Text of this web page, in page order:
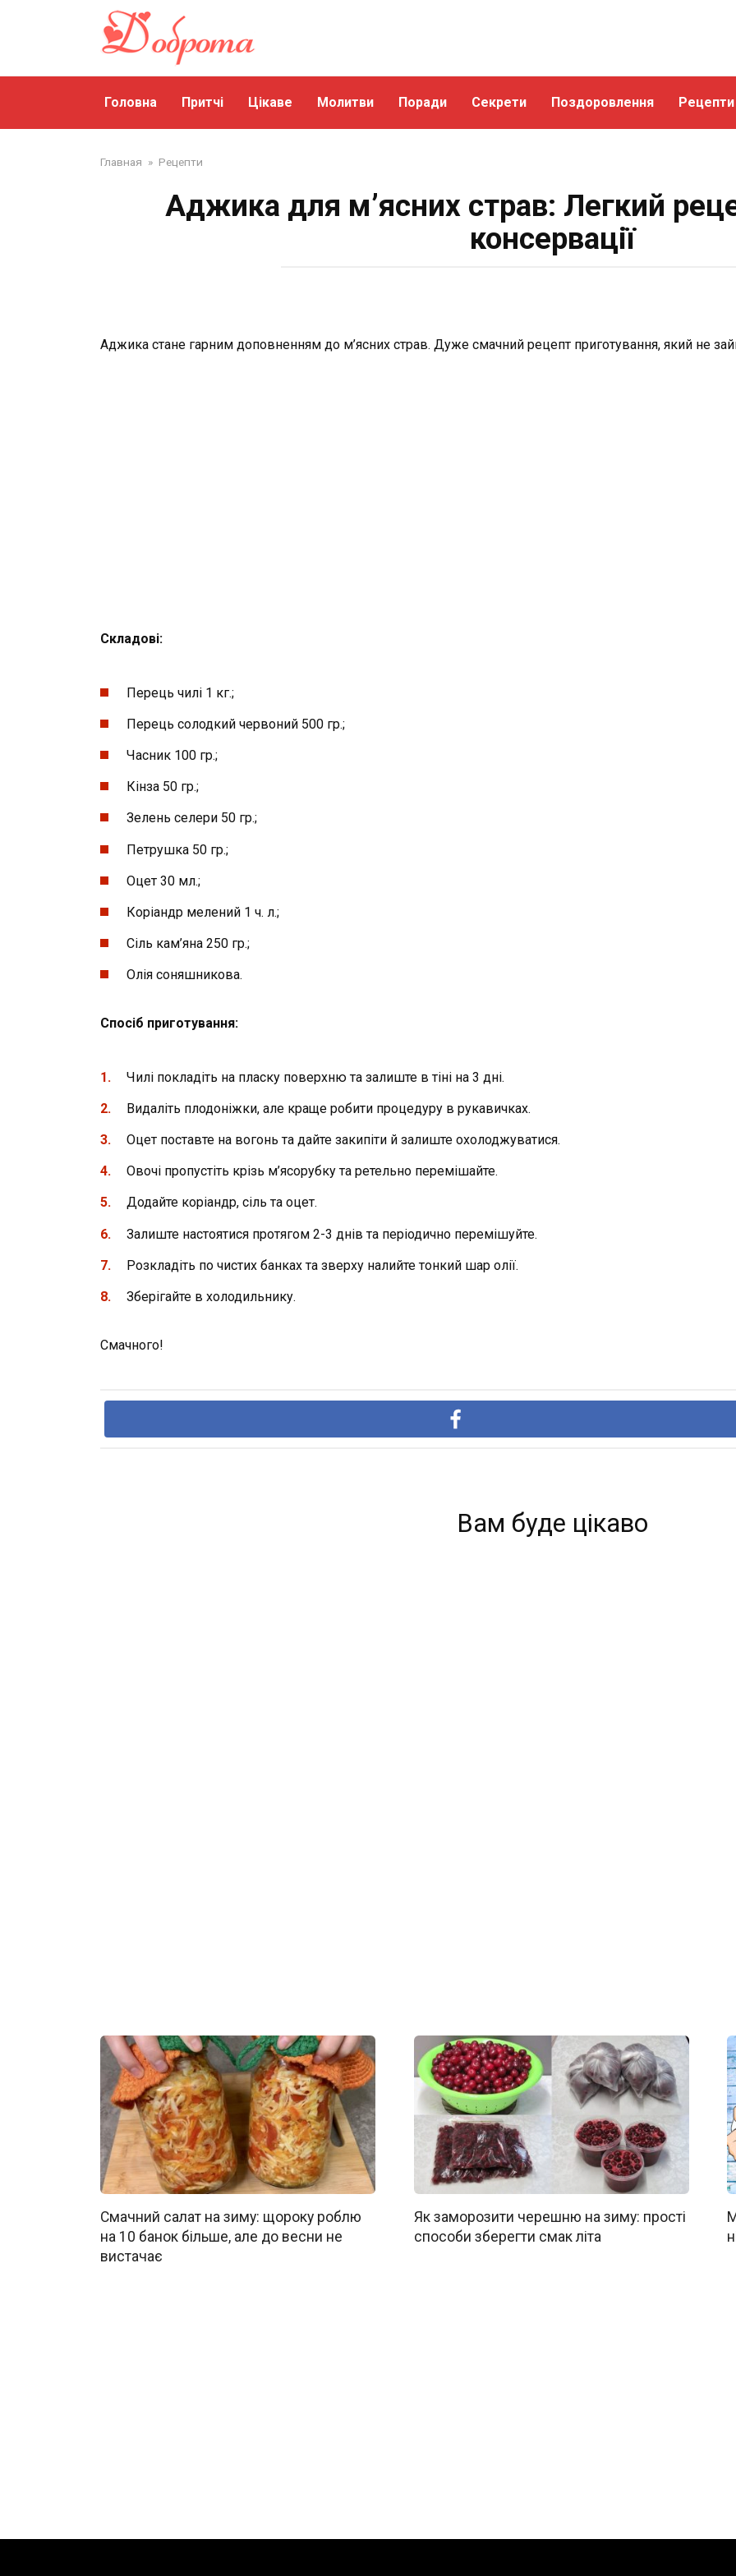
Головна Притчі Цікаве Молитви Поради Секрети Поздоровлення Рецепти
Главная » Рецепти
Аджика для м’ясних страв: Легкий
консервації
Аджика стане гарним доповненням до м’ясних страв. Дуже смачний рецепт приготування, який не
Складові:
Перець чилі 1 кг.;
Перець солодкий червоний 500 гр.;
Часник 100 гр.;
Кінза 50 гр.;
Зелень селери 50 гр.;
Петрушка 50 гр.;
Оцет 30 мл.;
Коріандр мелений 1 ч. л.;
Сіль кам’яна 250 гр.;
Олія соняшникова.
Спосіб приготування:
Чилі покладіть на пласку поверхню та залиште в тіні на 3 дні.
Видаліть плодоніжки, але краще робити процедуру в рукавичках.
Оцет поставте на вогонь та дайте закипіти й залиште охолоджуватися.
Овочі пропустіть крізь м’ясорубку та ретельно перемішайте.
Додайте коріандр, сіль та оцет.
Залиште настоятися протягом 2-3 днів та періодично перемішуйте.
Розкладіть по чистих банках та зверху налийте тонкий шар олії.
Зберігайте в холодильнику.
Смачного!
Вам буде цікаво
Смачний салат на зиму: щороку роблю
на 10 банок більше, але до весни не
вистачає
Як заморозити черешню на зиму: прості
способи зберегти смак літа